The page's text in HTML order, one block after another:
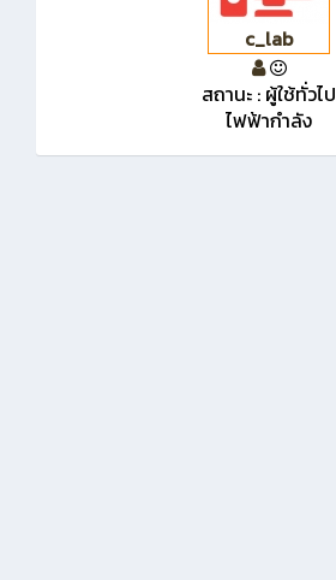
c_lab
สถานะ : ผู้ใช้ทั่วไป
ไฟฟ้ากำลัง